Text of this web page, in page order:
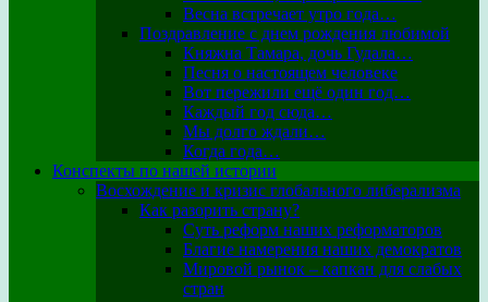
Весна встречает утро года…
Поздравление с днем рождения любимой
Княжна Тамара, дочь Гудала…
Песня о настоящем человеке
Вот пережили ещё один год…
Каждый год сюда…
Мы долго ждали…
Когда года…
Конспекты по нашей истории
Восхождение и кризис глобального либерализма
Как разорить страну?
Суть реформ наших реформаторов
Благие намерения наших демократов
Мировой рынок – капкан для слабых
стран